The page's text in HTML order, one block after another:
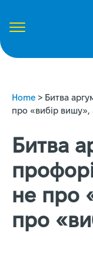
Home > Битва
про «вибір вишу»,
Битва
не про
про